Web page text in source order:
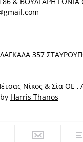
357
Νίκος & Σία ΟΕ ,
Harris Thanos